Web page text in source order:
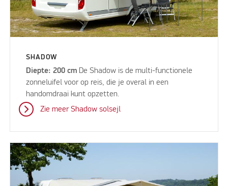
SHADOW
Diepte: 200 cm De Shadow is de multi-functionele
zonneluifel voor op reis, die je overal in een
handomdraai kunt opzetten.
Zie meer Shadow solsejl